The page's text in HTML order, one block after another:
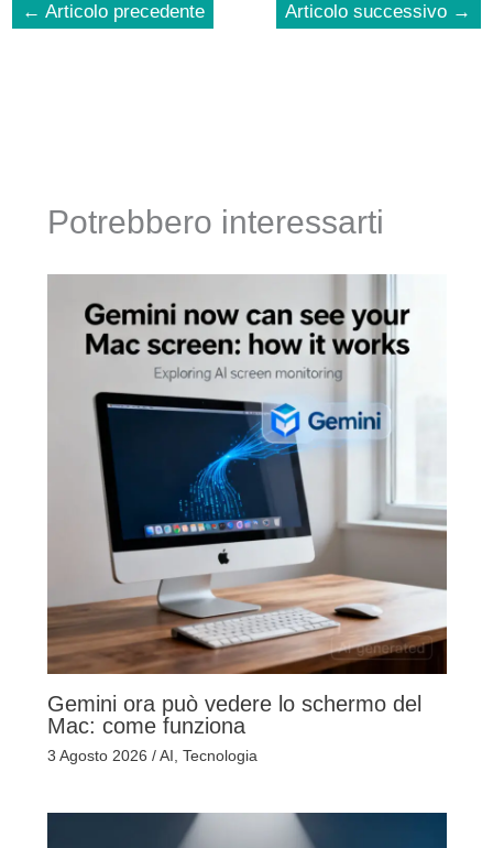
← Articolo precedente Articolo successivo →
Potrebbero interessarti
Gemini ora può vedere lo schermo del
Mac: come funziona
3 Agosto 2026 /AI Tecnologia